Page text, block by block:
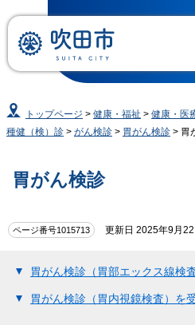
トップページ >健康・福祉 >健康・医
種健（検）診 > がん検診 > 胃がん検診 > 胃
胃がん検診
ページ番号1015713 更新日 2025年9月22
胃がん検診（胃部エックス線検
胃がん検診（胃内視鏡検査）を